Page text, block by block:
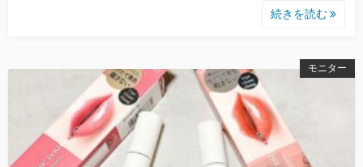
続きを読む
モニター